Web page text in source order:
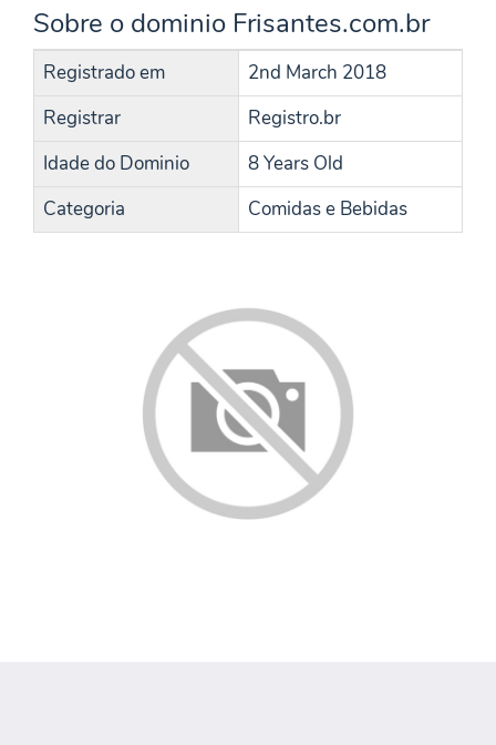
Sobre o dominio Frisantes.com.br
Registrado em
2nd March 2018
Registrar
Registro.br
Idade do Dominio
8 Years Old
Categoria
Comidas e Bebidas